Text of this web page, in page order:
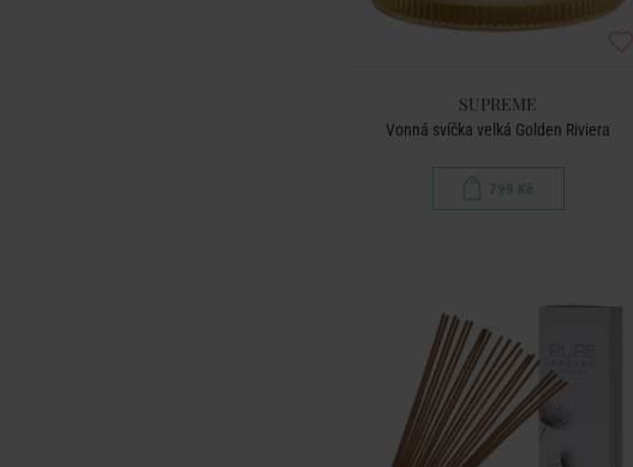
SUPREME
Vonná svíčka velká Golden Riviera
799 Kč